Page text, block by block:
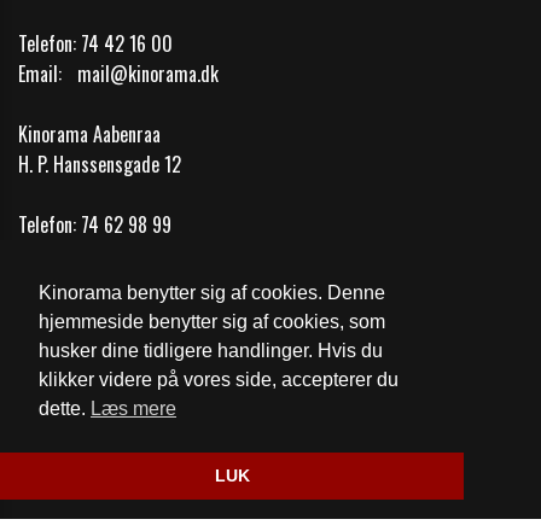
Kinorama benytter sig af cookies. Denne
hjemmeside benytter sig af cookies, som
husker dine tidligere handlinger. Hvis du
klikker videre på vores side, accepterer du
dette. Læs mere
LUK
Telefon: 74 42 16 00
Email: mail@kinorama.dk
Kinorama Aabenraa
H. P. Hanssensgade 12
Telefon: 74 62 98 99
Cookie- og privatlivspolitik
Fødevarestyrelsens kontrolrapport